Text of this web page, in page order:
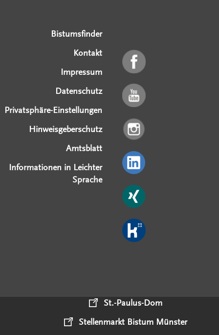
Bistumsfinder
Kontakt
Impressum
Datenschutz
Privatsphäre-Einstellungen
Hinweisgeberschutz
Amtsblatt
Informationen in Leichter
Sprache
St.-Paulus-Dom
Stellenmarkt Bistum Münster